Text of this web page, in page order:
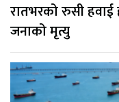
रातभरको रुसी हवाई
जनाको मृत्यु